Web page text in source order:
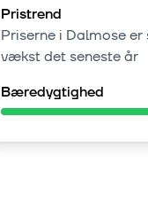
Pristrend
Priserne i Dalmoseer
vækstdet seneste år
Bæredygtighed